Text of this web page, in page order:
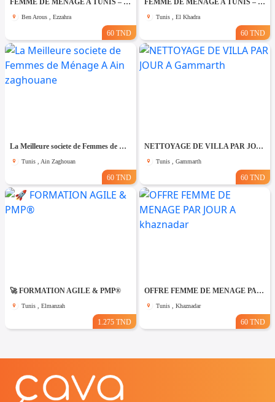
FEMME DE MENAGE A TUNIS – PAR JOUR A Ezzahra
Ben Arous , Ezzahra
60 TND
FEMME DE MENAGE A TUNIS – PAR JOUR A El khadhra
Tunis , El Khadra
60 TND
La Meilleure societe de Femmes de Ménage A Ain zaghouane
Tunis , Ain Zaghouan
60 TND
NETTOYAGE DE VILLA PAR JOUR A Gammarth
Tunis , Gammarth
60 TND
🚀 FORMATION AGILE & PMP®
Tunis , Elmanzah
1.275 TND
OFFRE FEMME DE MENAGE PAR JOUR A khaznadar
Tunis , Khaznadar
60 TND